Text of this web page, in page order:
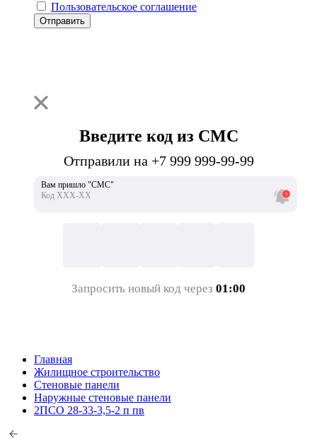
Пользовательское соглашение
Отправить
Введите код из СМС
Отправили на +7 999 999-99-99
Вам пришло "СМС"
Код ХХХ-ХХ
Запросить новый код через 01:00
Главная
Жилищное строительство
Стеновые панели
Наружные стеновые панели
2ПСО 28-33-3,5-2 п пв